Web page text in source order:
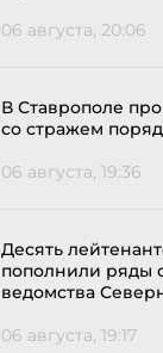
06 августа, 20:06
В Ставрополе
со стражем
06 августа, 19:36
Десять
пополнили ряды
ведомства
06 августа, 19:17